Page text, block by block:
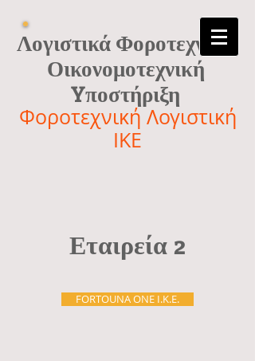
Λογιστικά Φοροτεχνικά
Οικονομοτεχνική
Yποστήριξη
Φοροτεχνική Λογιστική
ΙΚΕ
Εταιρεία 2
FORTOUNA ONE I.K.E.